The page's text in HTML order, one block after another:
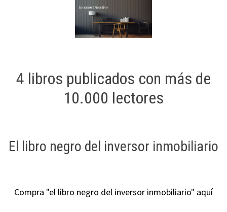
4 libros publicados con más de
10.000 lectores
El libro negro del inversor inmobiliario
Compra "el libro negro del inversor inmobiliario" aquí